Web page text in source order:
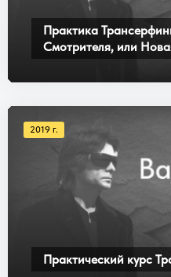
Практика
Смотрителя, или
2019 г.
Практический курс